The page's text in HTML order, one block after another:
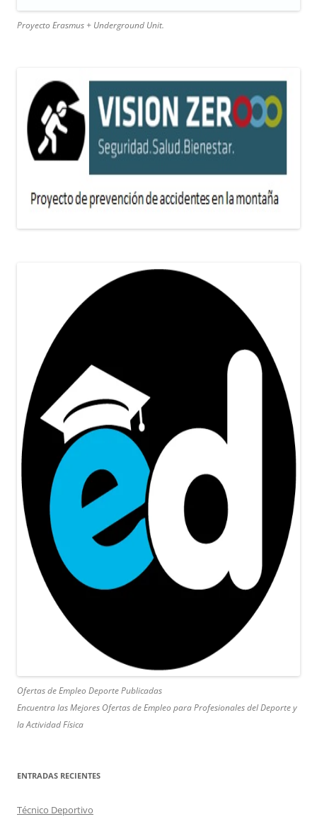
Proyecto Erasmus + Underground Unit.
Ofertas de Empleo Deporte Publicadas
Encuentra las Mejores Ofertas de Empleo para Profesionales del Deporte y
la Actividad Física
ENTRADAS RECIENTES
Técnico Deportivo